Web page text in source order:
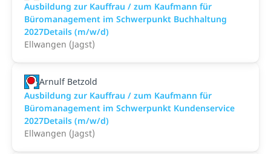
Ausbildung zur Kauffrau / zum Kaufmann für
Büromanagement im Schwerpunkt Buchhaltung
2027Details (m/w/d)
Ellwangen (Jagst)
Arnulf Betzold
Ausbildung zur Kauffrau / zum Kaufmann für
Büromanagement im Schwerpunkt Kundenservice
2027Details (m/w/d)
Ellwangen (Jagst)